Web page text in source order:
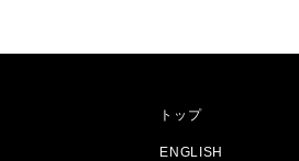
トップ
ENGLISH